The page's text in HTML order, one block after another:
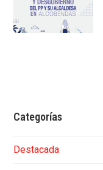
Categorías
Destacada